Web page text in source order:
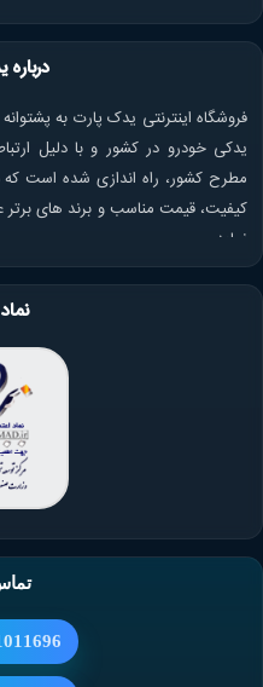
فروشگاه اینترنتی یدک پارت به
یدکی خودرو در کشور و با دلیل
مطرح کشور، راه اندازی شده است که
کیفیت، قیمت مناسب و برند های
نماید.